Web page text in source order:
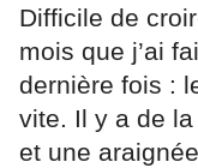
Difficile de
mois que j’ai
dernière fois :
vite. Il y a de
et une